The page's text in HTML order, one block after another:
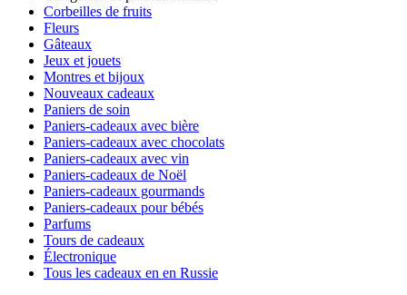
Corbeilles de fruits
Fleurs
Gâteaux
Jeux et jouets
Montres et bijoux
Nouveaux cadeaux
Paniers de soin
Paniers-cadeaux avec bière
Paniers-cadeaux avec chocolats
Paniers-cadeaux avec vin
Paniers-cadeaux de Noël
Paniers-cadeaux gourmands
Paniers-cadeaux pour bébés
Parfums
Tours de cadeaux
Électronique
Tous les cadeaux en en Russie